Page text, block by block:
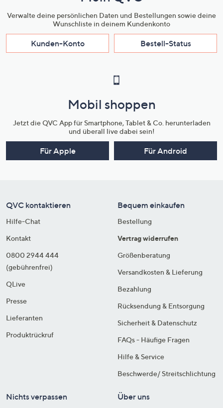
Verwalte deine persönlichen Daten und Bestellungen sowie deine
Wunschliste in deinem Kundenkonto
Kunden-Konto Bestell-Status
Mobil shoppen
Jetzt die QVC App für Smartphone, Tablet & Co. herunterladen
und überall live dabei sein!
Für Apple Für Android
QVC kontaktieren
Hilfe-Chat
Kontakt
0800 2944 444
(gebührenfrei)
QLive
Presse
Lieferanten
Produktrückruf
Bequem einkaufen
Bestellung
Vertrag widerrufen
Größenberatung
Versandkosten & Lieferung
Bezahlung
Rücksendung & Entsorgung
Sicherheit & Datenschutz
FAQs - Häufige Fragen
Hilfe & Service
Beschwerde/ Streitschlichtung
Nichts verpassen Über uns